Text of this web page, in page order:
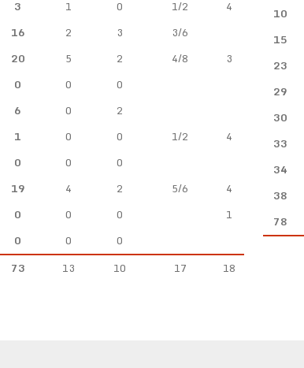
3 1 0 1/2
4
16 2 3
3/6
20 5 2 4/8
3
0 0
0
6 0
2
1 0 0 1/2
4
0 0
0
19 4 2 5/6
4
0 0 0
1
0 0
0
73 13 10 17 18
10
15
23
29
30
33
34
38
78